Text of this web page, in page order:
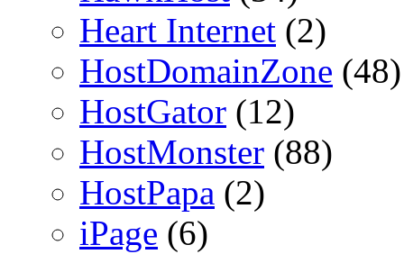
Heart Internet (2)
HostDomainZone (48)
HostGator (12)
HostMonster (88)
HostPapa (2)
iPage (6)